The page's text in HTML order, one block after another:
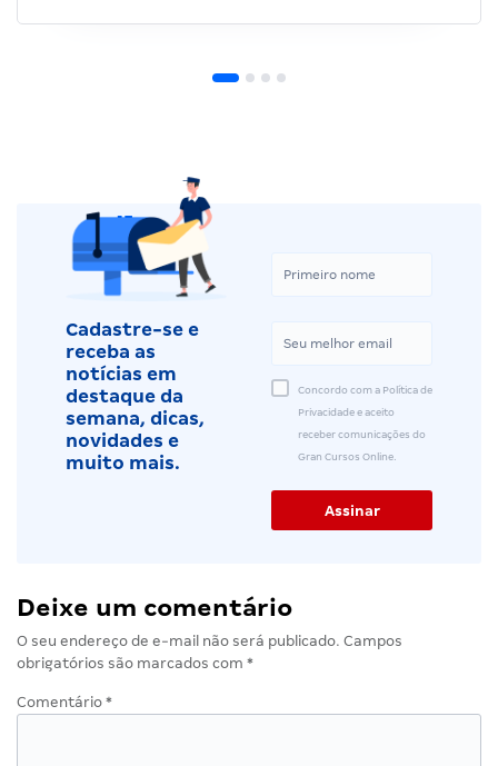
Cadastre-se e
receba as
notícias em
destaque da
semana, dicas,
novidades e
muito mais.
Concordo com a Política de
Privacidade e aceito
receber comunicações do
Gran Cursos Online.
Deixe um comentário
O seu endereço de e-mail não será publicado. Campos
obrigatórios são marcados com *
Comentário *